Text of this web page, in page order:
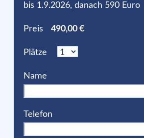
bis 1.9.2026, danach 590 Euro
Preis 490,00 €
Plätze
Name
Telefon